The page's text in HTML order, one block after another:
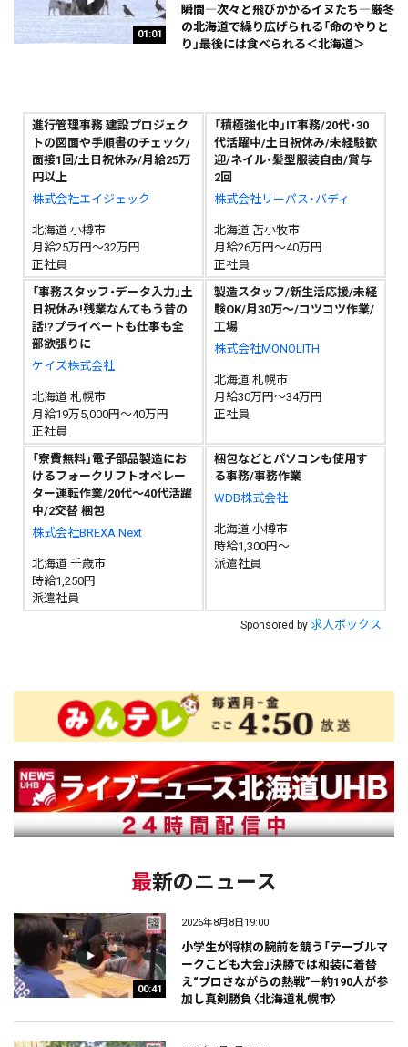
01:01
瞬間―次々と飛びかかるイヌたち―厳冬
の北海道で繰り広げられる「命のやりと
り」最後には食べられる＜北海道＞
進行管理事務 建設プロジェク
トの図面や手順書のチェック/
面接1回/土日祝休み/月給25万
円以上
株式会社エイジェック
北海道 小樽市
月給25万円～32万円
正社員
「積極強化中」IT事務/20代・30
代活躍中/土日祝休み/未経験歓
迎/ネイル・髪型服装自由/賞与
2回
株式会社リーパス・バディ
北海道 苫小牧市
月給26万円～40万円
正社員
「事務スタッフ・データ入力」土
日祝休み!残業なんてもう昔の
話!?プライベートも仕事も全
部欲張りに
ケイズ株式会社
北海道 札幌市
月給19万5,000円～40万円
正社員
製造スタッフ/新生活応援/未経
験OK/月30万～/コツコツ作業/
工場
株式会社MONOLITH
北海道 札幌市
月給30万円～34万円
正社員
「寮費無料」電子部品製造にお
けるフォークリフトオペレー
ター運転作業/20代～40代活躍
中/2交替 梱包
株式会社BREXA Next
北海道 千歳市
時給1,250円
派遣社員
梱包などとパソコンも使用す
る事務/事務作業
WDB株式会社
北海道 小樽市
時給1,300円～
派遣社員
Sponsored by 求人ボックス
最新のニュース
00:41
2026年8月8日19:00
小学生が将棋の腕前を競う「テーブルマ
ークこども大会」決勝では和装に着替
え“プロさながらの熱戦”－約190人が参
加し真剣勝負〈北海道札幌市〉